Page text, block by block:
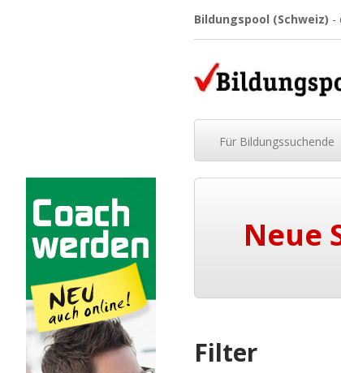
Bildungspool (Schweiz) -
Für Bildungssuchende
Neue
Filter